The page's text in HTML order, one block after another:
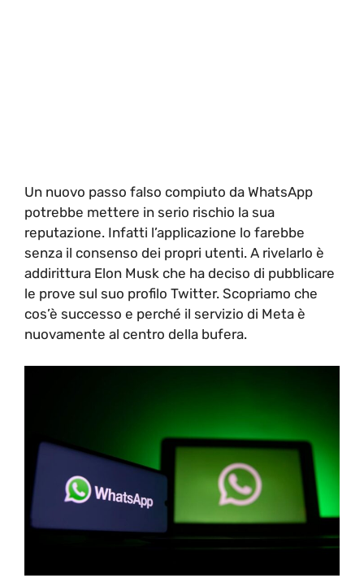
Un nuovo passo falso compiuto da WhatsApp
potrebbe mettere in serio rischio la sua
reputazione. Infatti l’applicazione lo farebbe
senza il consenso dei propri utenti. A rivelarlo è
addirittura Elon Musk che ha deciso di pubblicare
le prove sul suo profilo Twitter. Scopriamo che
cos’è successo e perché il servizio di Meta è
nuovamente al centro della bufera.